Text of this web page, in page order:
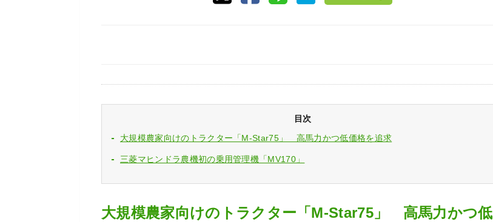
目次
大規模農家向けのトラクター「M-Star75」 高馬力かつ低価格を追求
三菱マヒンドラ農機初の乗用管理機「MV170」
大規模農家向けのトラクター「M-Star75」 高馬力かつ低